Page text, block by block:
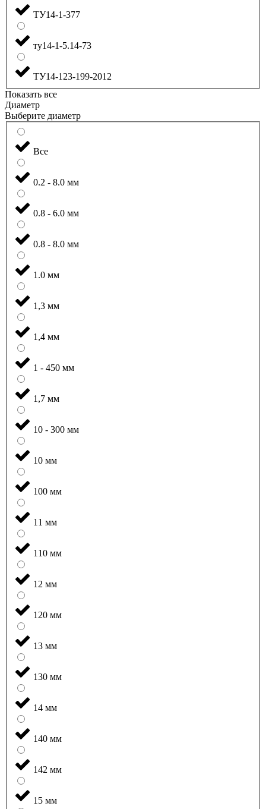
ТУ14-1-377
ту14-1-5.14-73
ТУ14-123-199-2012
Показать все
Диаметр
Выберите диаметр
Все
0.2 - 8.0 мм
0.8 - 6.0 мм
0.8 - 8.0 мм
1.0 мм
1,3 мм
1,4 мм
1 - 450 мм
1,7 мм
10 - 300 мм
10 мм
100 мм
11 мм
110 мм
12 мм
120 мм
13 мм
130 мм
14 мм
140 мм
142 мм
15 мм